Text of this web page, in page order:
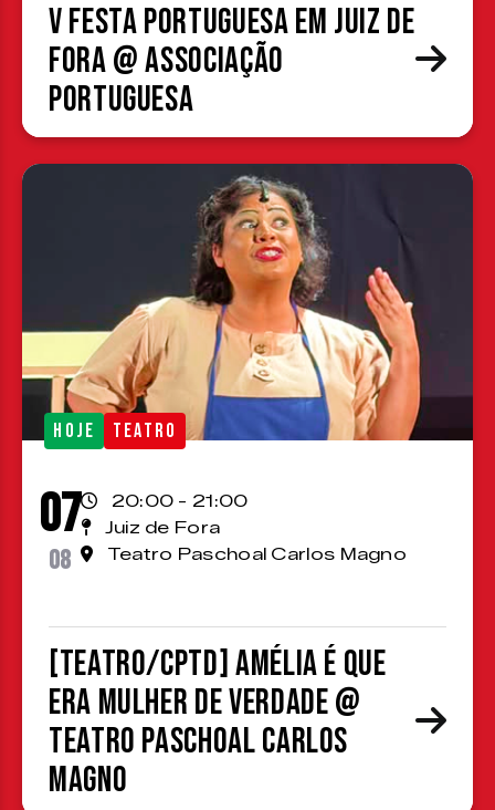
V Festa Portuguesa em Juiz de
Fora @ Associação
Portuguesa
HOJE TEATRO
07
08
20:00 - 21:00
Juiz de Fora
Teatro Paschoal Carlos Magno
[TEATRO/CPTD] Amélia é que
era mulher de verdade @
Teatro Paschoal Carlos
Magno